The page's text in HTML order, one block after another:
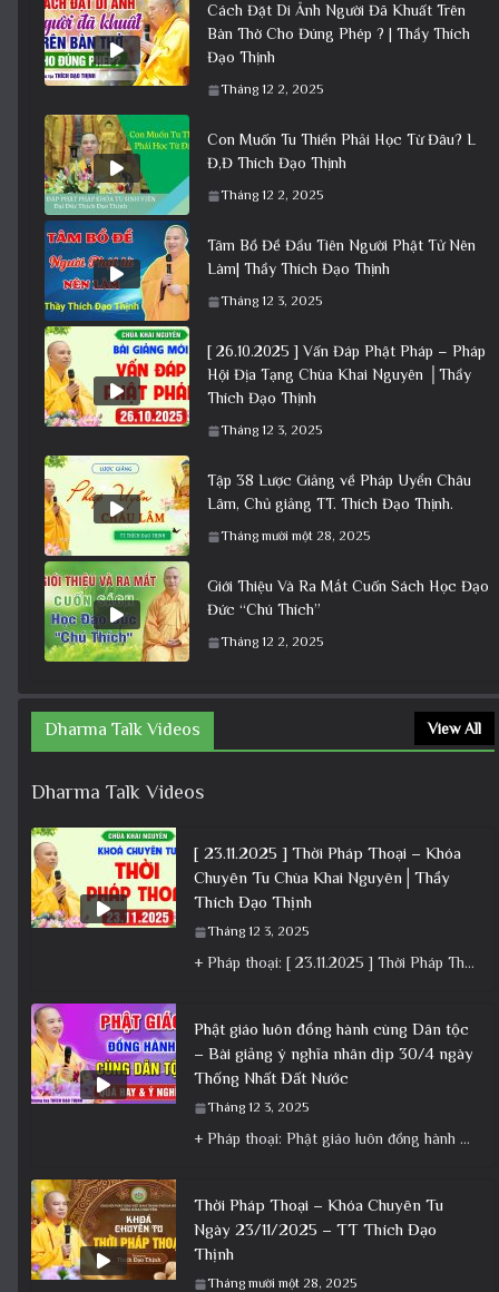
Cách Đặt Di Ảnh Người Đã Khuất Trên
Bàn Thờ Cho Đúng Phép ? | Thầy Thích
Đạo Thịnh
Tháng 12 2, 2025
Con Muốn Tu Thiền Phải Học Từ Đâu? L
Đ,Đ Thích Đạo Thịnh
Tháng 12 2, 2025
Tâm Bồ Đề Đầu Tiên Người Phật Tử Nên
Làm| Thầy Thích Đạo Thịnh
Tháng 12 3, 2025
[ 26.10.2025 ] Vấn Đáp Phật Pháp – Pháp
Hội Địa Tạng Chùa Khai Nguyên │Thầy
Thích Đạo Thịnh
Tháng 12 3, 2025
Tập 38 Lược Giảng về Pháp Uyển Châu
Lâm, Chủ giảng TT. Thích Đạo Thịnh.
Tháng mười một 28, 2025
Giới Thiệu Và Ra Mắt Cuốn Sách Học Đạo
Đức “Chú Thích”
Tháng 12 2, 2025
Dharma Talk Videos View All
Dharma Talk Videos
[ 23.11.2025 ] Thời Pháp Thoại – Khóa
Chuyên Tu Chùa Khai Nguyên│Thầy
Thích Đạo Thịnh
Tháng 12 3, 2025
+ Pháp thoại: [ 23.11.2025 ] Thời Pháp Thoại – Khóa Chuyên Tu Chùa Khai Nguyên│Thầy Thích Đạo Thịnh +
Phật giáo luôn đồng hành cùng Dân tộc
– Bài giảng ý nghĩa nhân dịp 30/4 ngày
Thống Nhất Đất Nước
Tháng 12 3, 2025
+ Pháp thoại: Phật giáo luôn đồng hành cùng Dân tộc – Bài giảng ý nghĩa nhân dịp 30/4 ngày
Thời Pháp Thoại – Khóa Chuyên Tu
Ngày 23/11/2025 – TT Thích Đạo
Thịnh
Tháng mười một 28, 2025